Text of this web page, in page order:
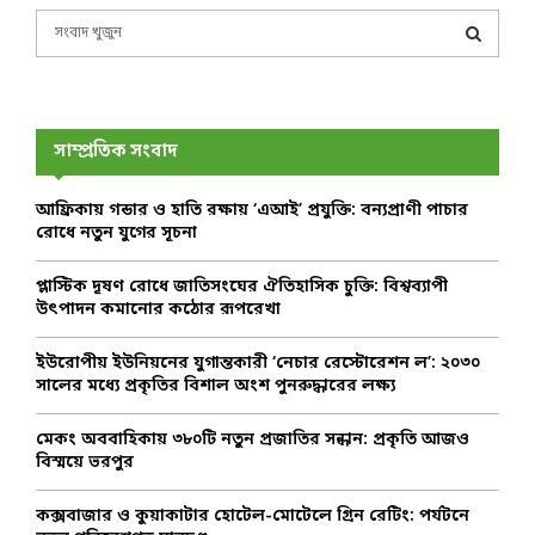
f
r
E
A
সাম্প্রতিক সংবাদ
আফ্রিকায় গন্ডার ও হাতি রক্ষায় ‘এআই’ প্রযুক্তি: বন্যপ্রাণী পাচার
রোধে নতুন যুগের সূচনা
প্লাস্টিক দূষণ রোধে জাতিসংঘের ঐতিহাসিক চুক্তি: বিশ্বব্যাপী
উৎপাদন কমানোর কঠোর রূপরেখা
ইউরোপীয় ইউনিয়নের যুগান্তকারী ‘নেচার রেস্টোরেশন ল’: ২০৩০
সালের মধ্যে প্রকৃতির বিশাল অংশ পুনরুদ্ধারের লক্ষ্য
মেকং অববাহিকায় ৩৮০টি নতুন প্রজাতির সন্ধান: প্রকৃতি আজও
বিস্ময়ে ভরপুর
কক্সবাজার ও কুয়াকাটার হোটেল-মোটেলে গ্রিন রেটিং: পর্যটনে